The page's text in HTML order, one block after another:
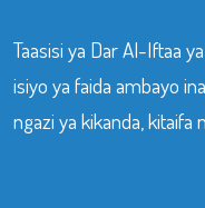
Taasisi ya Dar Al-Iftaa
isiyo ya faida ambayo
ngazi ya kikanda, kitaifa